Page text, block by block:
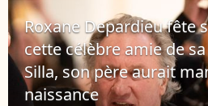
Roxane Depardieu fête
cette célèbre amie de
Silla, son père aurait
naissance